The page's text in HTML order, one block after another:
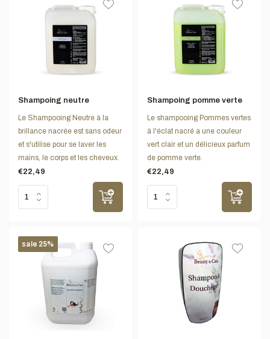
Shampoing neutre
Le Shampooing Neutre à la
brillance nacrée est sans odeur
et s'utilise pour se laver les
mains, le corps et les cheveux.
€22,49
Shampoing pomme verte
Le shampooing Pommes vertes
à l'éclat nacré a une couleur
vert clair et un délicieux parfum
de pomme verte.
€22,49
sale 25%